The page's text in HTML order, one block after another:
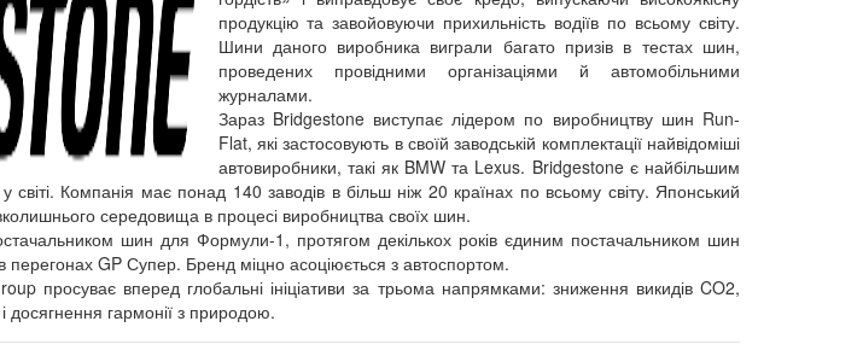
продукцію та завойовуючи прихильність водіїв по всьому світу.
Шини даного виробника виграли багато призів в тестах шин,
проведених провідними організаціями й автомобільними
журналами.
Зараз Bridgestone виступає лідером по виробництву шин Run-
Flat, які застосовують в своїй заводській комплектації найвідоміші
автовиробники, такі як BMW та Lexus. Bridgestone є найбільшим
світі. Компанія має понад 140 заводів в більш ніж 20 країнах по всьому світу. Японський
середовища в процесі виробництва своїх шин.
шин для Формули-1, протягом декількох років єдиним постачальником шин
перегонах GP Супер. Бренд міцно асоціюється з автоспортом.
просуває вперед глобальні ініціативи за трьома напрямками: зниження викидів CO2,
досягнення гармонії з природою.